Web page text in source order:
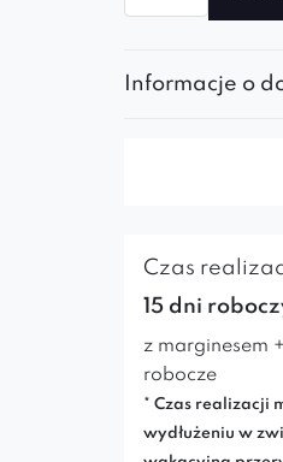
lewy
Informacje o
Czas
15 dni
z marginesem
robocze
* Czas realizacji
wydłużeniu w